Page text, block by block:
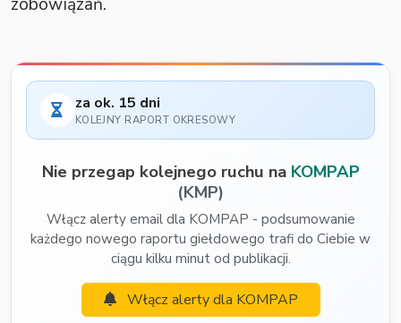
za ok. 15 dni
KOLEJNY RAPORT OKRESOWY
Nie przegap kolejnego ruchu na KOMPAP
(KMP)
Włącz alerty email dla KOMPAP - podsumowanie
każdego nowego raportu giełdowego trafi do Ciebie w
ciągu kilku minut od publikacji.
Włącz alerty dla KOMPAP